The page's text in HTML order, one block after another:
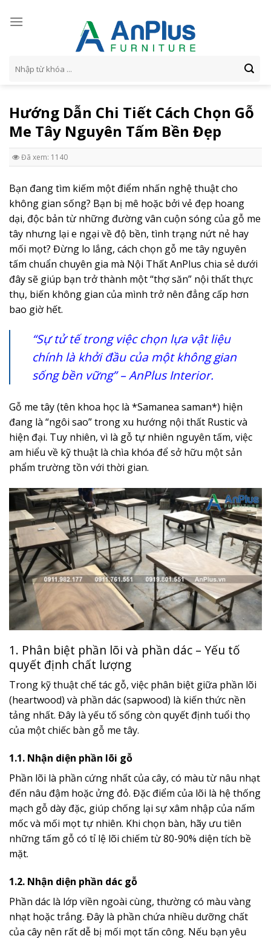
kiếm:
Hướng Dẫn Chi Tiết Cách Chọn Gỗ
Me Tây Nguyên Tấm Bền Đẹp
Đã xem: 1140
Bạn đang tìm kiếm một điểm nhấn nghệ thuật cho
không gian sống? Bạn bị mê hoặc bởi vẻ đẹp hoang
dại, độc bản từ những đường vân cuộn sóng của gỗ me
tây nhưng lại e ngại về độ bền, tình trạng nứt nẻ hay
mối mọt? Đừng lo lắng, cách chọn gỗ me tây nguyên
tấm chuẩn chuyên gia mà Nội Thất AnPlus chia sẻ dưới
đây sẽ giúp bạn trở thành một “thợ săn” nội thất thực
thụ, biến không gian của mình trở nên đẳng cấp hơn
bao giờ hết.
“Sự tử tế trong việc chọn lựa vật liệu
chính là khởi đầu của một không gian
sống bền vững” – AnPlus Interior.
Gỗ me tây (tên khoa học là *Samanea saman*) hiện
đang là “ngôi sao” trong xu hướng nội thất Rustic và
hiện đại. Tuy nhiên, vì là gỗ tự nhiên nguyên tấm, việc
am hiểu về kỹ thuật là chìa khóa để sở hữu một sản
phẩm trường tồn với thời gian.
1. Phân biệt phần lõi và phần dác – Yếu tố
quyết định chất lượng
Trong kỹ thuật chế tác gỗ, việc phân biệt giữa phần lõi
(heartwood) và phần dác (sapwood) là kiến thức nền
tảng nhất. Đây là yếu tố sống còn quyết định tuổi thọ
của một chiếc bàn gỗ me tây.
1.1. Nhận diện phần lõi gỗ
Phần lõi là phần cứng nhất của cây, có màu từ nâu nhạt
đến nâu đậm hoặc ửng đỏ. Đặc điểm của lõi là hệ thống
mạch gỗ dày đặc, giúp chống lại sự xâm nhập của nấm
mốc và mối mọt tự nhiên. Khi chọn bàn, hãy ưu tiên
những tấm gỗ có tỉ lệ lõi chiếm từ 80-90% diện tích bề
mặt.
1.2. Nhận diện phần dác gỗ
Phần dác là lớp viền ngoài cùng, thường có màu vàng
nhạt hoặc trắng. Đây là phần chứa nhiều dưỡng chất
của cây nên rất dễ bị mối mọt tấn công. Nếu bạn yêu